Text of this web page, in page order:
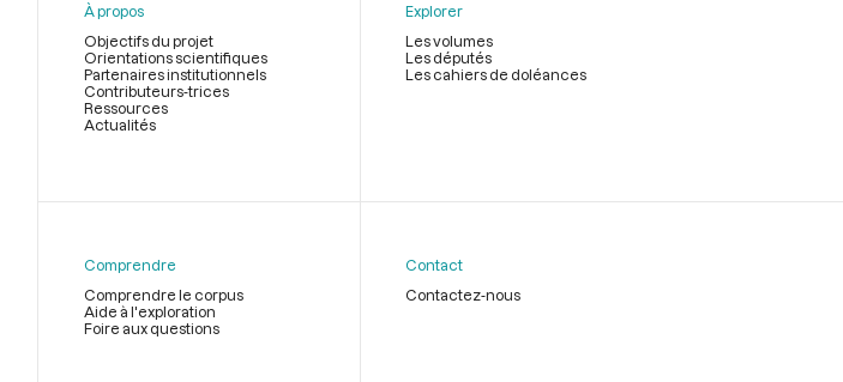
page
À propos
Objectifs du projet
Orientations scientifiques
Partenaires institutionnels
Contributeurs-trices
Ressources
Actualités
Explorer
Les volumes
Les députés
Les cahiers de doléances
Comprendre
Comprendre le corpus
Aide à l'exploration
Foire aux questions
Contact
Contactez-nous